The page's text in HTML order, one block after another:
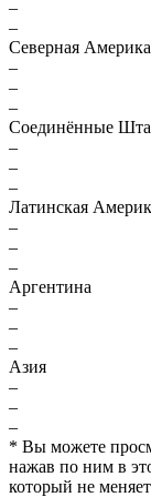
–
–
Северная Америка
–
–
–
Соединённые
–
–
–
Латинская
–
–
–
Аргентина
–
–
–
Азия
–
–
–
* Вы можете
нажав по ним в
который не